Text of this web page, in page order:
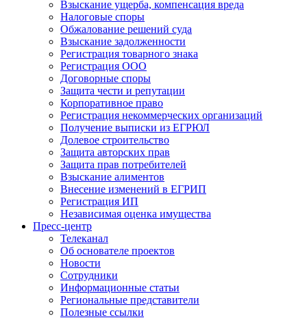
Взыскание ущерба, компенсация вреда
Налоговые споры
Обжалование решений суда
Взыскание задолженности
Регистрация товарного знака
Регистрация ООО
Договорные споры
Защита чести и репутации
Корпоративное право
Регистрация некоммерческих организаций
Получение выписки из ЕГРЮЛ
Долевое строительство
Защита авторских прав
Защита прав потребителей
Взыскание алиментов
Внесение изменений в ЕГРИП
Регистрация ИП
Независимая оценка имущества
Пресс-центр
Телеканал
Об основателе проектов
Новости
Сотрудники
Информационные статьи
Региональные представители
Полезные ссылки